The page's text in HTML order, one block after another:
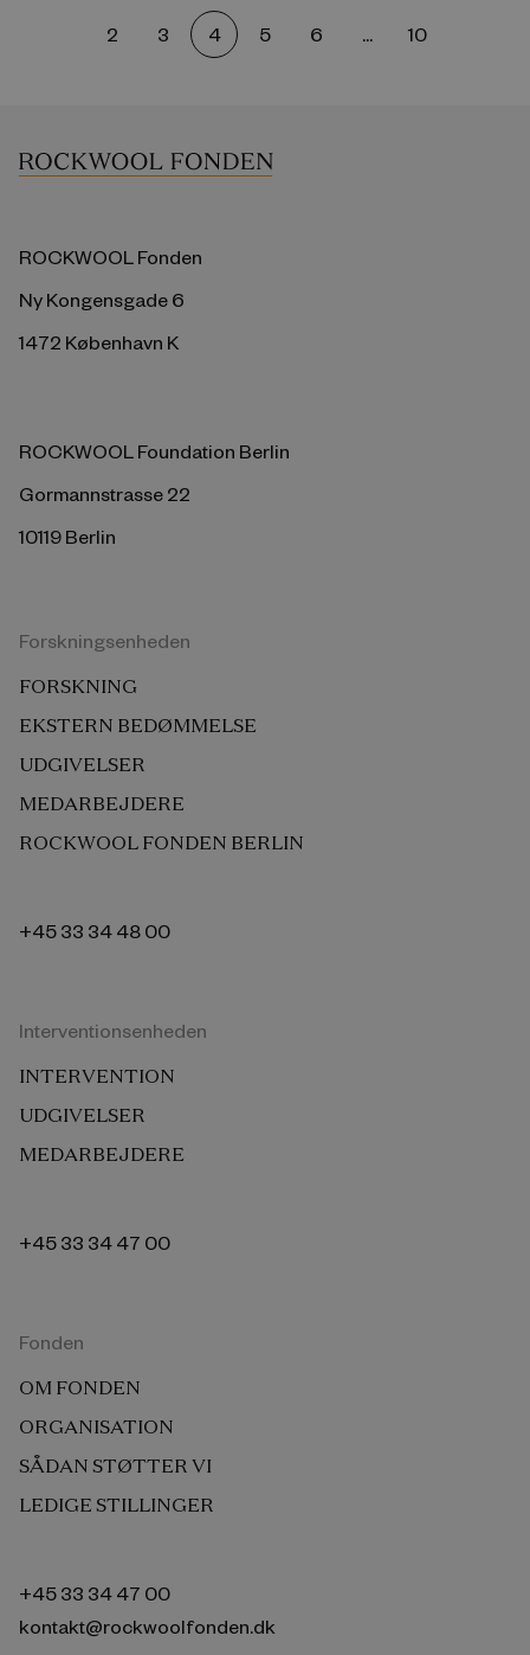
2 3 4 5 6 ... 10
ROCKWOOL Fonden
Ny Kongensgade 6
1472 København K
ROCKWOOL Foundation Berlin
Gormannstrasse 22
10119 Berlin
Forskningsenheden
FORSKNING
EKSTERN BEDØMMELSE
UDGIVELSER
MEDARBEJDERE
ROCKWOOL FONDEN BERLIN
+45 33 34 48 00
Interventionsenheden
INTERVENTION
UDGIVELSER
MEDARBEJDERE
+45 33 34 47 00
Fonden
OM FONDEN
ORGANISATION
SÅDAN STØTTER VI
LEDIGE STILLINGER
+45 33 34 47 00
kontakt@rockwoolfonden.dk